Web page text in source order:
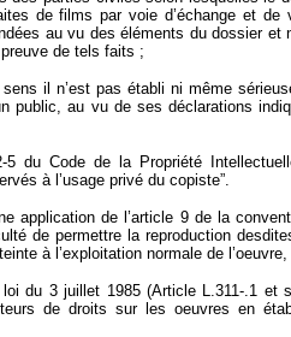
de films par voie d’échange et
au vu des éléments du dossier et
de tels faits ;
il n’est pas établi ni même
public, au vu de ses déclarations
5 du Code de la Propriété
à l’usage privé du copiste”.
application de l’article 9 de la
de permettre la reproduction
à l’exploitation normale de
du 3 juillet 1985 (Article L.311-.1 et
de droits sur les oeuvres en